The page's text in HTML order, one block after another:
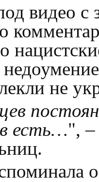
видео с
не
есть…", –